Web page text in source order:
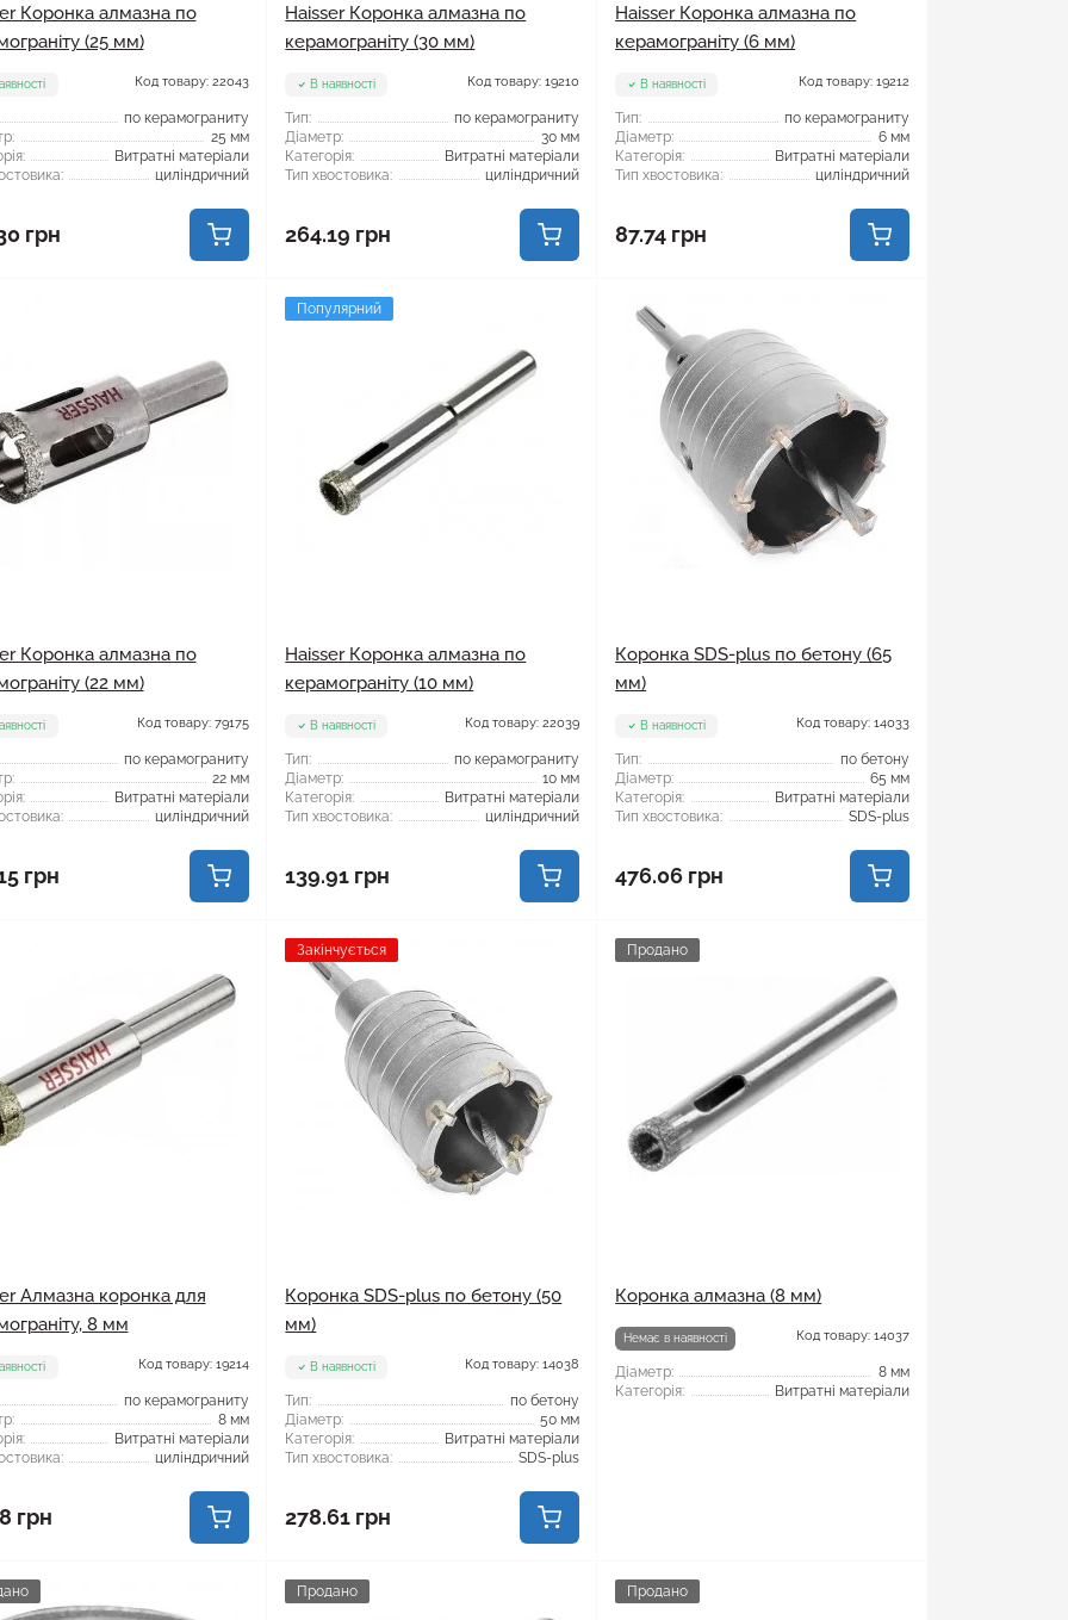
Коронка алмазна по
(25 мм)
Код товару: 22043
по керамограниту
25 мм
Витратні матеріали
циліндричний
грн
Haisser Коронка алмазна по
керамограніту (30 мм)
В наявності Код товару: 19210
Тип:
по керамограниту
Діаметр:
30 мм
Категорія:
Витратні матеріали
Тип хвостовика:
циліндричний
264.19 грн
Haisser Коронка алмазна по
керамограніту (6 мм)
В наявності Код товару: 19212
Тип:
по керамограниту
Діаметр:
6 мм
Категорія:
Витратні матеріали
Тип хвостовика:
циліндричний
87.74 грн
Коронка алмазна по
(22 мм)
Код товару: 79175
по керамограниту
22 мм
Витратні матеріали
циліндричний
грн
Популярний
Haisser Коронка алмазна по
керамограніту (10 мм)
В наявності Код товару: 22039
Тип:
по керамограниту
Діаметр:
10 мм
Категорія:
Витратні матеріали
Тип хвостовика:
циліндричний
139.91 грн
Коронка SDS-plus по бетону (65
мм)
В наявності Код товару: 14033
Тип:
по бетону
Діаметр:
65 мм
Категорія:
Витратні матеріали
Тип хвостовика:
SDS-plus
476.06 грн
Алмазна коронка для
8 мм
Код товару: 19214
по керамограниту
8 мм
Витратні матеріали
циліндричний
грн
Закінчується
Коронка SDS-plus по бетону (50
мм)
В наявності Код товару: 14038
Тип:
по бетону
Діаметр:
50 мм
Категорія:
Витратні матеріали
Тип хвостовика:
SDS-plus
278.61 грн
Продано
Коронка алмазна (8 мм)
Немає в наявності Код товару: 14037
Діаметр:
8 мм
Категорія:
Витратні матеріали
Продано Продано